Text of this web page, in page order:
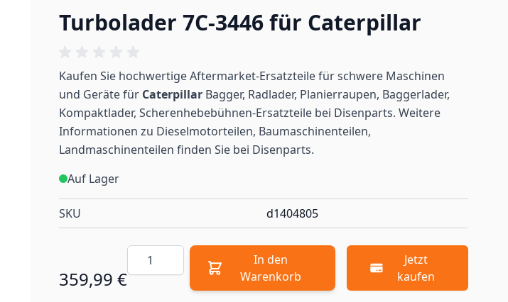
Turbolader 7C-3446 für Caterpillar
Kaufen Sie hochwertige Aftermarket-Ersatzteile für schwere Maschinen
und Geräte für Caterpillar Bagger, Radlader, Planierraupen, Baggerlader,
Kompaktlader, Scherenhebebühnen-Ersatzteile bei Disenparts. Weitere
Informationen zu Dieselmotorteilen, Baumaschinenteilen,
Landmaschinenteilen finden Sie bei Disenparts.
Auf Lager
SKU d1404805
359,99 €
Menge
In den
Warenkorb
Jetzt
kaufen